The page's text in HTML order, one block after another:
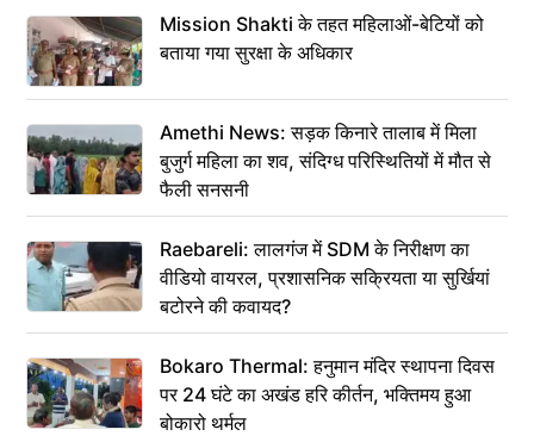
Mission Shakti के तहत महिलाओं-बेटियों को
बताया गया सुरक्षा के अधिकार
Amethi News: सड़क किनारे तालाब में मिला
बुजुर्ग महिला का शव, संदिग्ध परिस्थितियों में मौत से
फैली सनसनी
Raebareli: लालगंज में SDM के निरीक्षण का
वीडियो वायरल, प्रशासनिक सक्रियता या सुर्खियां
बटोरने की कवायद?
Bokaro Thermal: हनुमान मंदिर स्थापना दिवस
पर 24 घंटे का अखंड हरि कीर्तन, भक्तिमय हुआ
बोकारो थर्मल